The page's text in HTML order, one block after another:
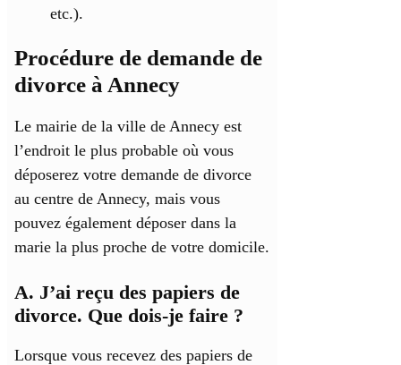
etc.).
Procédure de demande de
divorce à Annecy
Le mairie de la ville de Annecy est
l’endroit le plus probable où vous
déposerez votre demande de divorce
au centre de Annecy, mais vous
pouvez également déposer dans la
marie la plus proche de votre domicile.
A. J’ai reçu des papiers de
divorce. Que dois-je faire ?
Lorsque vous recevez des papiers de